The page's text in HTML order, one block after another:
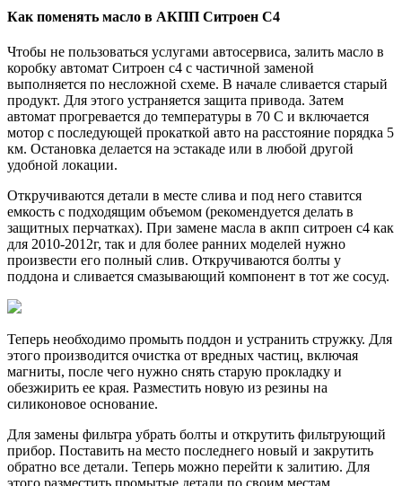
Как поменять масло в АКПП Ситроен С4
Чтобы не пользоваться услугами автосервиса, залить масло в
коробку автомат Ситроен с4 с частичной заменой
выполняется по несложной схеме. В начале сливается старый
продукт. Для этого устраняется защита привода. Затем
автомат прогревается до температуры в 70 C и включается
мотор с последующей прокаткой авто на расстояние порядка 5
км. Остановка делается на эстакаде или в любой другой
удобной локации.
Откручиваются детали в месте слива и под него ставится
емкость с подходящим объемом (рекомендуется делать в
защитных перчатках). При замене масла в акпп ситроен с4 как
для 2010-2012г, так и для более ранних моделей нужно
произвести его полный слив. Откручиваются болты у
поддона и сливается смазывающий компонент в тот же сосуд.
Теперь необходимо промыть поддон и устранить стружку. Для
этого производится очистка от вредных частиц, включая
магниты, после чего нужно снять старую прокладку и
обезжирить ее края. Разместить новую из резины на
силиконовое основание.
Для замены фильтра убрать болты и открутить фильтрующий
прибор. Поставить на место последнего новый и закрутить
обратно все детали. Теперь можно перейти к залитию. Для